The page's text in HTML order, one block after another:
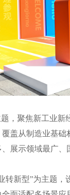
，聚焦新工业
盖从制造业基
展示领域最广、
新型”为主题，